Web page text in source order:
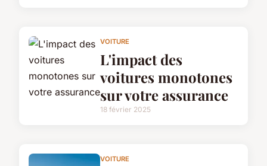
VOITURE
L'impact des
voitures monotones
sur votre assurance
18 février 2025
VOITURE